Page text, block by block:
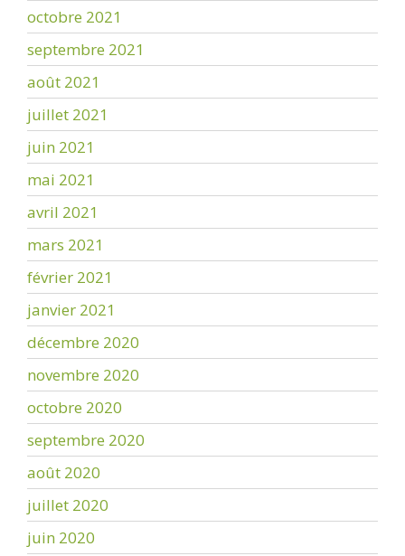
octobre 2021
septembre 2021
août 2021
juillet 2021
juin 2021
mai 2021
avril 2021
mars 2021
février 2021
janvier 2021
décembre 2020
novembre 2020
octobre 2020
septembre 2020
août 2020
juillet 2020
juin 2020